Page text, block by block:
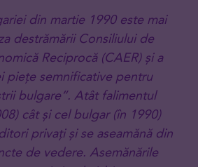
din martie 1990 este mai
destrămării Consiliului de
Reciprocă (CAER) și a
piețe semnificative pentru
bulgare”. Atât falimentul
cât și cel bulgar (în 1990)
privați și se aseamănă din
de vedere. Asemănările